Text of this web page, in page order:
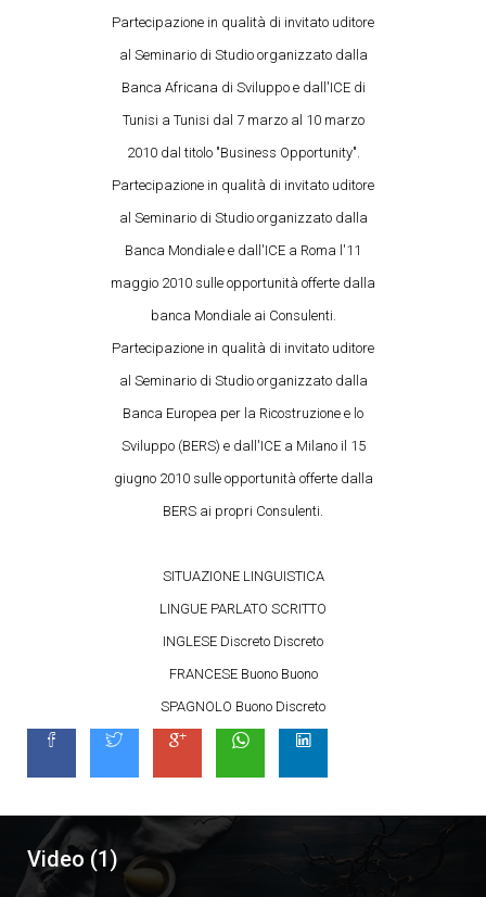
Partecipazione in qualità di invitato uditore
al Seminario di Studio organizzato dalla
Banca Africana di Sviluppo e dall'ICE di
Tunisi a Tunisi dal 7 marzo al 10 marzo
2010 dal titolo "Business Opportunity".
Partecipazione in qualità di invitato uditore
al Seminario di Studio organizzato dalla
Banca Mondiale e dall'ICE a Roma l'11
maggio 2010 sulle opportunità offerte dalla
banca Mondiale ai Consulenti.
Partecipazione in qualità di invitato uditore
al Seminario di Studio organizzato dalla
Banca Europea per la Ricostruzione e lo
Sviluppo (BERS) e dall'ICE a Milano il 15
giugno 2010 sulle opportunità offerte dalla
BERS ai propri Consulenti.
SITUAZIONE LINGUISTICA
LINGUE PARLATO SCRITTO
INGLESE Discreto Discreto
FRANCESE Buono Buono
SPAGNOLO Buono Discreto
Video (1)